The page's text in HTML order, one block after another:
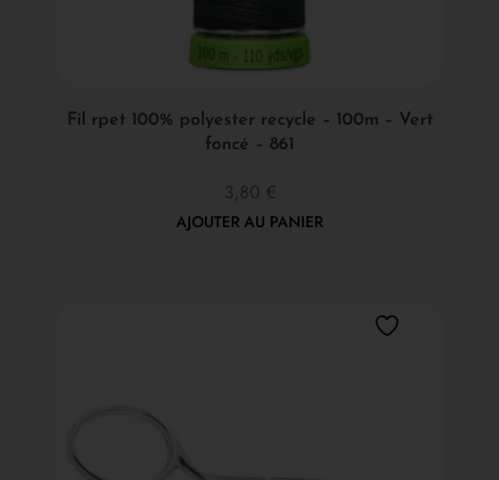
Fil rpet 100% polyester recycle – 100m – Vert
foncé – 861
3,80 €
AJOUTER AU PANIER